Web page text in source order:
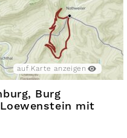
zur ca. 950 m
Panorama
Rundwanderung zur
Länge von knapp
im Auf- und Abstieg.
auf Karte anzeigen
Burg
mit